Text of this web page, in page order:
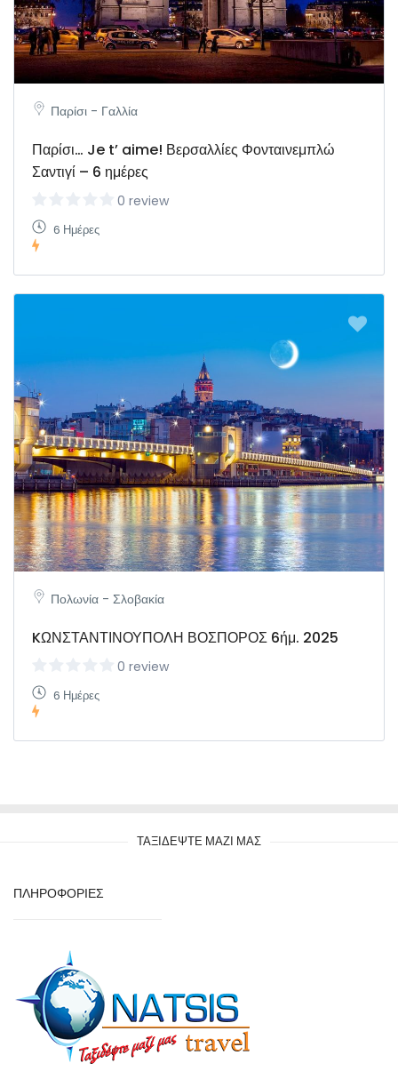
Παρίσι - Γαλλία
Παρίσι… Je t’ aime! Βερσαλλίες Φονταινεμπλώ
Σαντιγί – 6 ημέρες
0 review
6 Ημέρες
Πολωνία - Σλοβακία
KΩΝΣΤΑΝΤΙΝΟΥΠΟΛΗ ΒΟΣΠΟΡΟΣ 6ήμ. 2025
0 review
6 Ημέρες
ΤΑΞΙΔΕΨΤΕ ΜΑΖΙ ΜΑΣ
ΠΛΗΡΟΦΟΡΙΕΣ